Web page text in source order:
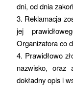
dni, od dnia
3. Reklamacja
jej
Organizatora co
4. Prawidłowo
nazwisko, oraz
dokładny opis i